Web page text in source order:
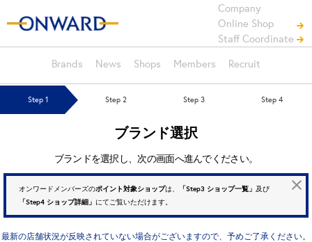
Company
Online Shop
Staff Coordinate
Brands
News Shops Members Recruit
Step 1 Step 2 Step 3 Step 4
ブランド選択
ブランドを選択し、次の画面へ進んでください。
オンワードメンバーズのポイント対象ショップは、 「Step3 ショップ一覧」 及び
「Step4 ショップ詳細」 にてご覧いただけます。
最新の店舗状況が反映されていない場合がございますので、予めご了承ください。